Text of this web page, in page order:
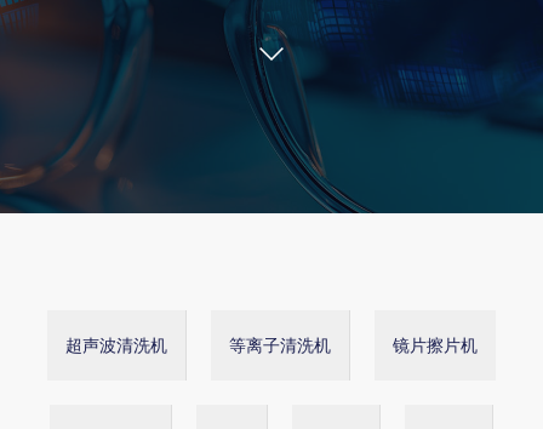
超声波清洗机 等离子清洗机 镜片擦片机